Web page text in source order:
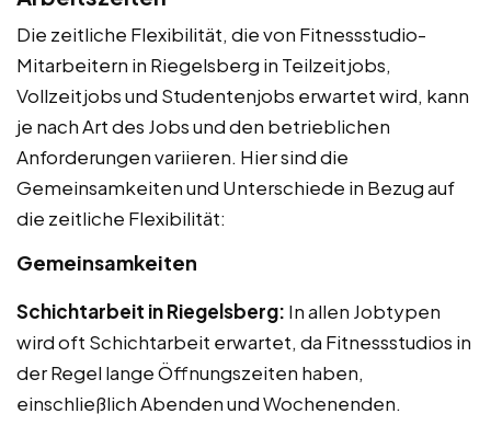
Die zeitliche Flexibilität, die von Fitnessstudio-
Mitarbeitern in Riegelsberg in Teilzeitjobs,
Vollzeitjobs und Studentenjobs erwartet wird, kann
je nach Art des Jobs und den betrieblichen
Anforderungen variieren. Hier sind die
Gemeinsamkeiten und Unterschiede in Bezug auf
die zeitliche Flexibilität:
Gemeinsamkeiten
Schichtarbeit in Riegelsberg: In allen Jobtypen
wird oft Schichtarbeit erwartet, da Fitnessstudios in
der Regel lange Öffnungszeiten haben,
einschließlich Abenden und Wochenenden.